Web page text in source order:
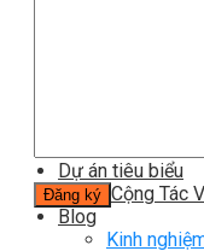
Dự án tiêu biểu
Tuyển Cộng Tác
Blog
Kinh